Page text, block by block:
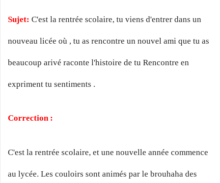
Sujet: C'est la rentrée scolaire, tu viens d'entrer dans un
nouveau licée où , tu as rencontre un nouvel ami que tu as
beaucoup arivé raconte l'histoire de tu Rencontre en
expriment tu sentiments .
Correction :
C'est la rentrée scolaire, et une nouvelle année commence
au lycée. Les couloirs sont animés par le brouhaha des